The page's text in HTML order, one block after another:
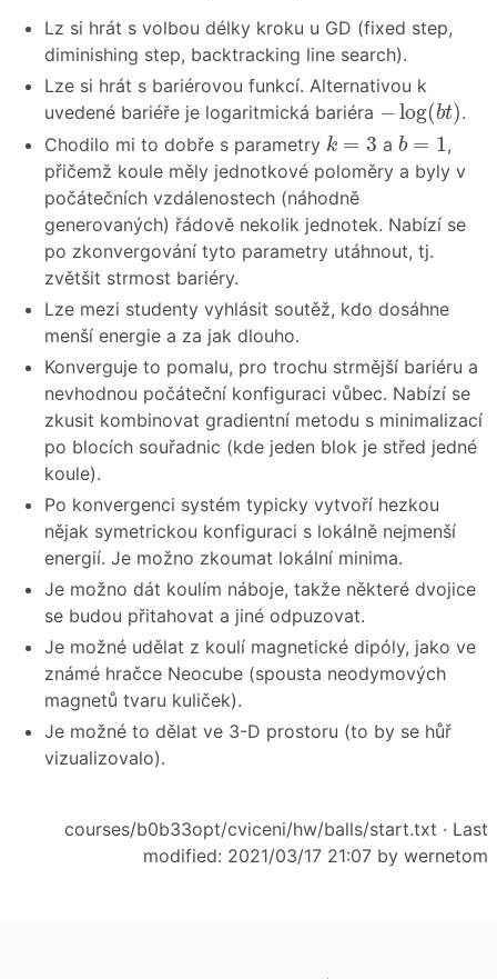
Lz si hrát s volbou délky kroku u GD (fixed step,
diminishing step, backtracking line search).
Lze si hrát s bariérovou funkcí. Alternativou k
uvedené bariéře je logaritmická bariéra −log(bt)
log(bt).
Chodilo mi to dobře s parametry k = 3
k a b = 1
b
,
přičemž koule měly jednotkové poloměry a byly v
počátečních vzdálenostech (náhodně
generovaných) řádově nekolik jednotek. Nabízí se
po zkonvergování tyto parametry utáhnout, tj.
zvětšit strmost bariéry.
Lze mezi studenty vyhlásit soutěž, kdo dosáhne
menší energie a za jak dlouho.
Konverguje to pomalu, pro trochu strmější bariéru a
nevhodnou počáteční konfiguraci vůbec. Nabízí se
zkusit kombinovat gradientní metodu s minimalizací
po blocích souřadnic (kde jeden blok je střed jedné
koule).
Po konvergenci systém typicky vytvoří hezkou
nějak symetrickou konfiguraci s lokálně nejmenší
energií. Je možno zkoumat lokální minima.
Je možno dát koulím náboje, takže některé dvojice
se budou přitahovat a jiné odpuzovat.
Je možné udělat z koulí magnetické dipóly, jako ve
známé hračce Neocube (spousta neodymových
magnetů tvaru kuliček).
Je možné to dělat ve 3-D prostoru (to by se hůř
vizualizovalo).
courses/b0b33opt/cviceni/hw/balls/start.txt · Last
modified: 2021/03/17 21:07 by wernetom